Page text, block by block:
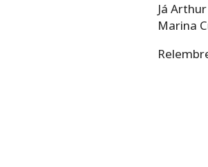
Já
Marina